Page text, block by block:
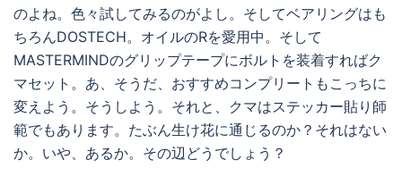
のよね。色々試してみるのがよし。そしてベアリングはも
ちろんDOSTECH。オイルのRを愛用中。そして
MASTERMINDのグリップテープにボルトを装着すればク
マセット。あ、そうだ、おすすめコンプリートもこっちに
変えよう。そうしよう。それと、クマはステッカー貼り師
範でもあります。たぶん生け花に通じるのか？それはない
か。いや、あるか。その辺どうでしょう？